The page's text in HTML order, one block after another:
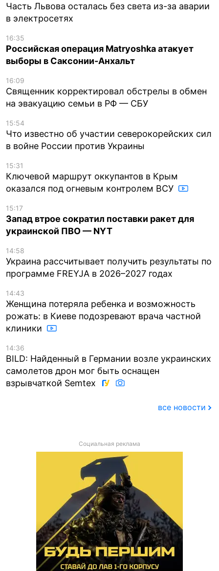
Часть Львова осталась без света из-за аварии
в электросетях
16:35
Российская операция Matryoshka атакует
выборы в Саксонии-Анхальт
16:09
Священник корректировал обстрелы в обмен
на эвакуацию семьи в РФ — СБУ
15:54
Что известно об участии северокорейских сил
в войне России против Украины
15:31
Ключевой маршрут оккупантов в Крым
оказался под огневым контролем ВСУ
15:17
Запад втрое сократил поставки ракет для
украинской ПВО — NYT
14:58
Украина рассчитывает получить результаты по
программе FREYJA в 2026–2027 годах
14:43
Женщина потеряла ребенка и возможность
рожать: в Киеве подозревают врача частной
клиники
14:36
BILD: Найденный в Германии возле украинских
самолетов дрон мог быть оснащен
взрывчаткой Semtex
все новости
Социальная реклама